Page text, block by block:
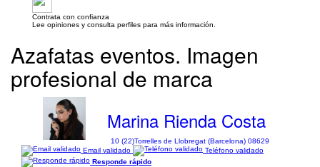
Contrata con confianza
Lee opiniones y consulta perfiles para más información.
Azafatas eventos. Imagen
profesional de marca
Marina Rienda Costa
10 (22)Torrelles de Llobregat (Barcelona) 08629
Email validado
Teléfono validado
Responde rápido